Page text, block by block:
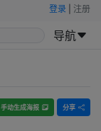
登录 注册
导航
手动生成海报 分享